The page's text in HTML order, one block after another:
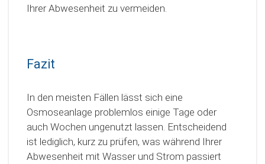
Ihrer Abwesenheit zu vermeiden.
Fazit
In den meisten Fällen lässt sich eine
Osmoseanlage problemlos einige Tage oder
auch Wochen ungenutzt lassen. Entscheidend
ist lediglich, kurz zu prüfen, was während Ihrer
Abwesenheit mit Wasser und Strom passiert